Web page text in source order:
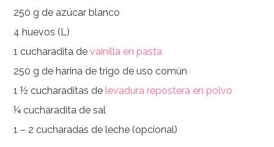
250 g de azúcar blanco
4 huevos (L)
1 cucharadita devainilla en pasta
250 g de harina de trigo de uso común
1 ½ cucharaditas de levadura repostera en polvo
¼ cucharadita de sal
1 – 2 cucharadas de leche (opcional)